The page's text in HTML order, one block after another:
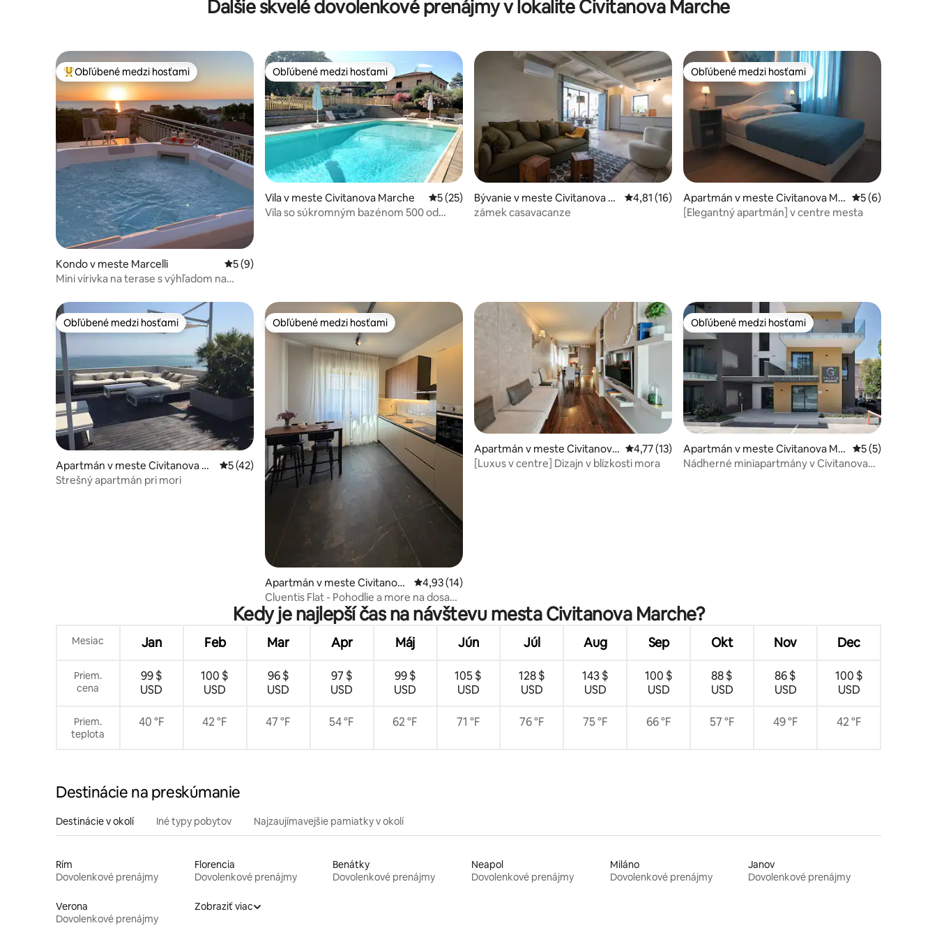
Ďalšie skvelé dovolenkové prenájmy v lokalite Civitanova Marche
Najobľúbenejšie medzi hosťami
Obľúbené medzi hosťami
Kondo v meste Marcelli Priemerné ohodnotenie 5 z 5, počet hodnotení: 9
5 (9)
Mini vírivka na terase s výhľadom na
Obľúbené medzi hosťami
Obľúbené medzi hosťami
Vila v meste Civitanova Marche Priemerné ohodnotenie 5 z 5, počet hodnotení: 25
5 (25)
Vila so súkromným bazénom 500 od
Bývanie v meste Civitanova Al
ta
Priemerné ohodnotenie 4,81 z 5, počet hodnotení: 16
4,81 (16)
zámek casavacanze
Obľúbené medzi hosťami
Obľúbené medzi hosťami
Apartmán v meste Civitanova Ma
rche
Priemerné
5 (6)
[Elegantný apartmán] v centre mesta
Obľúbené medzi hosťami
Obľúbené medzi hosťami
Apartmán v meste Civitanova M
arche
Priemerné ohodnotenie 5 z 5, počet hodnotení: 42
5 (42)
Strešný apartmán pri mori
Obľúbené medzi hosťami
Obľúbené medzi hosťami
Apartmán v meste Civitanova
Marche
Priemerné ohodnotenie 4,93 z 5, počet hodnotení: 14
4,93 (14)
Cluentis Flat - Pohodlie a more na dosah
ruky
Apartmán v meste Civitanova
Marche
Priemerné ohodnotenie 4,77 z 5, počet hodnotení: 13
4,77 (13)
[Luxus v centre] Dizajn v blízkosti mora
Obľúbené medzi hosťami
Obľúbené medzi hosťami
Apartmán v meste Civitanova Ma
rche
Priemerné
5 (5)
Nádherné miniapartmány v Civitanova
Kedy je najlepší čas na návštevu mesta Civitanova Marche?
Mesiac Jan Feb Mar Apr Máj Jún Júl Aug Sep Okt Nov Dec
Priem.
cena
99 $
USD
100 $
USD
96 $
USD
97 $
USD
99 $
USD
105 $
USD
128 $
USD
143 $
USD
100 $
USD
88 $
USD
86 $
USD
100 $
USD
Priem.
teplota
40 °F 42 °F 47 °F 54 °F 62 °F 71 °F 76 °F 75 °F 66 °F 57 °F 49 °F 42 °F
Destinácie na preskúmanie
Destinácie v okolí Iné typy pobytov Najzaujímavejšie pamiatky v okolí
Rím
Dovolenkové prenájmy
Florencia
Dovolenkové prenájmy
Benátky
Dovolenkové prenájmy
Neapol
Dovolenkové prenájmy
Miláno
Dovolenkové prenájmy
Janov
Dovolenkové prenájmy
Verona
Dovolenkové prenájmy
Zobraziť viac